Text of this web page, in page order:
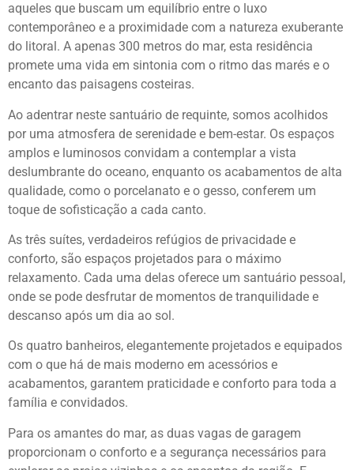
aqueles que buscam um equilíbrio entre o luxo
contemporâneo e a proximidade com a natureza exuberante
do litoral. A apenas 300 metros do mar, esta residência
promete uma vida em sintonia com o ritmo das marés e o
encanto das paisagens costeiras.
Ao adentrar neste santuário de requinte, somos acolhidos
por uma atmosfera de serenidade e bem-estar. Os espaços
amplos e luminosos convidam a contemplar a vista
deslumbrante do oceano, enquanto os acabamentos de alta
qualidade, como o porcelanato e o gesso, conferem um
toque de sofisticação a cada canto.
As três suítes, verdadeiros refúgios de privacidade e
conforto, são espaços projetados para o máximo
relaxamento. Cada uma delas oferece um santuário pessoal,
onde se pode desfrutar de momentos de tranquilidade e
descanso após um dia ao sol.
Os quatro banheiros, elegantemente projetados e equipados
com o que há de mais moderno em acessórios e
acabamentos, garantem praticidade e conforto para toda a
família e convidados.
Para os amantes do mar, as duas vagas de garagem
proporcionam o conforto e a segurança necessários para